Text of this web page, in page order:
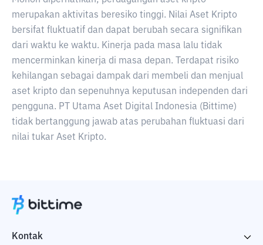
merupakan aktivitas beresiko tinggi. Nilai Aset Kripto
bersifat fluktuatif dan dapat berubah secara signifikan
dari waktu ke waktu. Kinerja pada masa lalu tidak
mencerminkan kinerja di masa depan. Terdapat risiko
kehilangan sebagai dampak dari membeli dan menjual
aset kripto dan sepenuhnya keputusan independen dari
pengguna. PT Utama Aset Digital Indonesia (Bittime)
tidak bertanggung jawab atas perubahan fluktuasi dari
nilai tukar Aset Kripto.
Kontak